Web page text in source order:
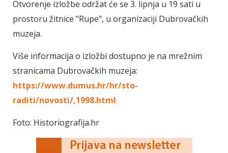
Otvorenje izložbe održat će se 3. lipnja u 19 sati u
prostoru žitnice "Rupe", u organizaciji Dubrovačkih
muzeja.
Više informacija o izložbi dostupno je na mrežnim
stranicama Dubrovačkih muzeja:
https://www.dumus.hr/hr/sto-
raditi/novosti/,1998.html
Foto: Historiografija.hr